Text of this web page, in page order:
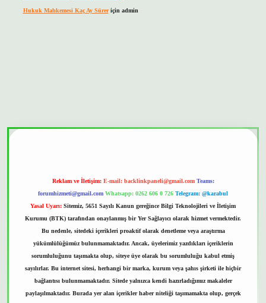
Hukuk Mahkemesi Kaç Ay Süreriçin admin
Reklam ve İletişim: E-mail: backlinkpaneli@gmail.com Teams:
forumhizmeti@gmail.com Whatsapp: 0262 606 0 726 Telegram: @karabul
Yasal Uyarı: Sitemiz, 5651 Sayılı Kanun gereğince Bilgi Teknolojileri ve İletişim
Kurumu (BTK) tarafından onaylanmış bir Yer Sağlayıcı olarak hizmet vermektedir.
Bu nedenle, sitedeki içerikleri proaktif olarak denetleme veya araştırma
yükümlülüğümüz bulunmamaktadır. Ancak, üyelerimiz yazdıkları içeriklerin
sorumluluğunu taşımakta olup, siteye üye olarak bu sorumluluğu kabul etmiş
sayılırlar. Bu internet sitesi, herhangi bir marka, kurum veya şahıs şirketi ile hiçbir
bağlantısı bulunmamaktadır. Sitede yalnızca kendi hazırladığımız makaleler
paylaşılmaktadır. Burada yer alan içerikler haber niteliği taşımamakta olup, gerçek